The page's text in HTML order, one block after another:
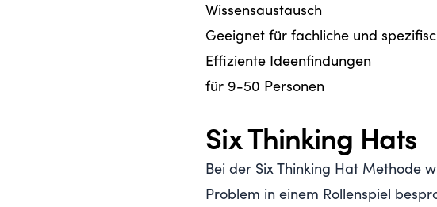
Wissensaustausch
Geeignet für fachliche und
Effiziente Ideenfindungen
für 9-50 Personen
Six Thinking Hats
Bei der Six Thinking Hat Methode
Problem in einem Rollenspiel